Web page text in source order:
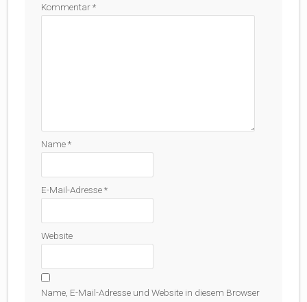
Kommentar*
Name*
E-Mail-Adresse*
Website
Name, E-Mail-Adresse und Website in diesem Browser